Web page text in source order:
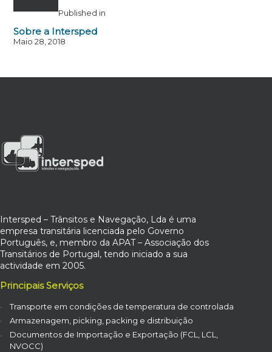
Published in
Sobre a Intersped
Maio 28, 2018
Intersped – Trânsitos e Navegação, Lda é uma
empresa transitária licenciada pelo Governo
Português, e, membro da APAT – Associação dos
Transitários de Portugal, tendo iniciado a sua
actividade em 2005.
Principais Serviços
Transporte em condições de temperatura de controlada
Armazenagem, picking, packing e distribuição
Documentos de Importação e Exportação (FCL, LCL,
NVOCC)